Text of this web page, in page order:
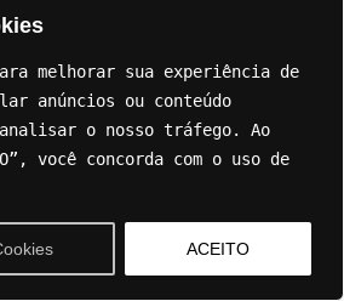
melhorar sua experiência de
anúncios ou conteúdo
o nosso tráfego. Ao
você concorda com o uso de
ACEITO
INSCRIÇÃO